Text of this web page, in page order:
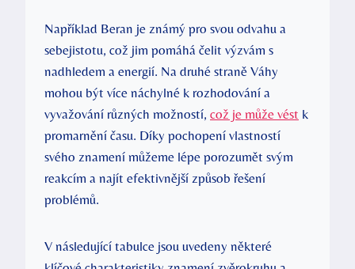
Například Beran je známý pro svou odvahu a
sebejistotu, což jim pomáhá čelit výzvám s
nadhledem a energií. Na druhé straně Váhy
mohou být více náchylné k rozhodování a
vyvažování různých možností, což je může vést k
promarnění času. Díky pochopení vlastností
svého znamení můžeme lépe porozumět svým
reakcím a najít efektivnější způsob řešení
problémů.
V následující tabulce jsou uvedeny některé